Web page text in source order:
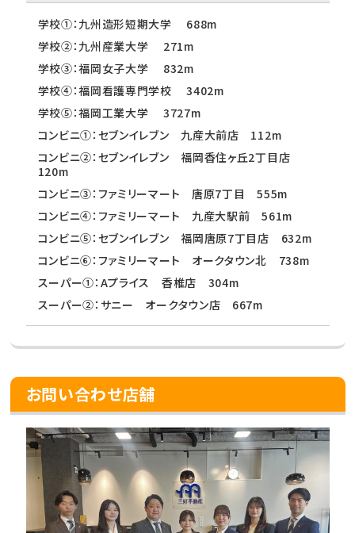
学校①：九州造形短期大学 688m
学校②：九州産業大学 271m
学校③：福岡女子大学 832m
学校④：福岡看護専門学校 3402m
学校⑤：福岡工業大学 3727m
コンビニ①：セブンイレブン 九産大前店 112m
コンビニ②：セブンイレブン 福岡香住ヶ丘2丁目店
120m
コンビニ③：ファミリーマート 唐原7丁目 555m
コンビニ④：ファミリーマート 九産大駅前 561m
コンビニ⑤：セブンイレブン 福岡唐原7丁目店 632m
コンビニ⑥：ファミリーマート オークタウン北 738m
スーパー①：Aプライス 香椎店 304m
スーパー②：サニー オークタウン店 667m
お問い合わせ店舗